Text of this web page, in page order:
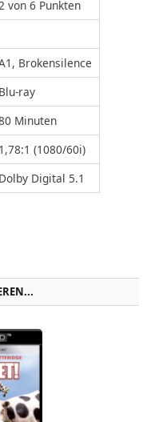
von 6 Punkten
Brokensilence
Blu-ray
Minuten
1,78:1 (1080/60i)
Dolby Digital 5.1